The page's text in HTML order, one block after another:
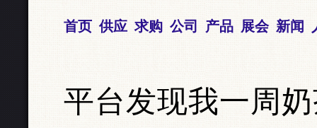
首页 供应 求购 公司 产品 展会 新闻
平台发现我一周